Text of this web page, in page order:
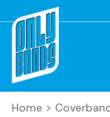
Home >